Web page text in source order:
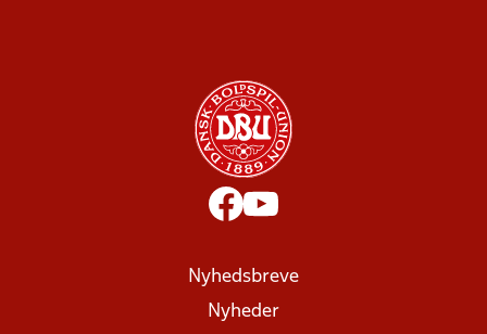
Nyhedsbreve
Nyheder